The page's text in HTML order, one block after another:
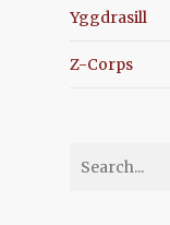
Yggdrasill
Z-Corps